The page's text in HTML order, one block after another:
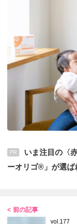
PR
いま注目の〈
ーオリゴ®」が選ば
< 前の記事
vol.177